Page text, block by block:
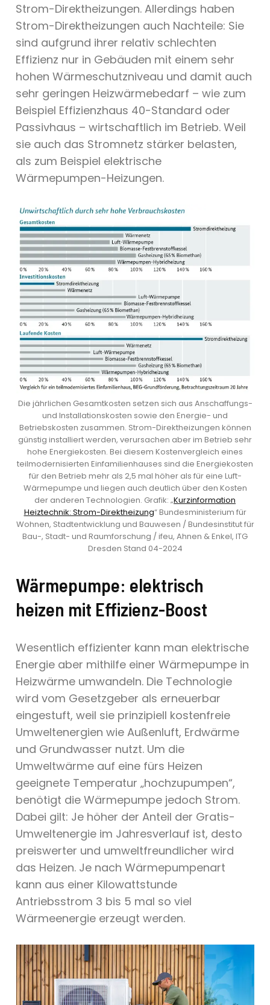
Strom-Direktheizungen. Allerdings haben
Strom-Direktheizungen auch Nachteile: Sie
sind aufgrund ihrer relativ schlechten
Effizienz nur in Gebäuden mit einem sehr
hohen Wärmeschutzniveau und damit auch
sehr geringen Heizwärmebedarf – wie zum
Beispiel Effizienzhaus 40-Standard oder
Passivhaus – wirtschaftlich im Betrieb. Weil
sie auch das Stromnetz stärker belasten,
als zum Beispiel elektrische
Wärmepumpen-Heizungen.
Die jährlichen Gesamtkosten setzen sich aus Anschaffungs-
und Installationskosten sowie den Energie- und
Betriebskosten zusammen. Strom-Direktheizungen können
günstig installiert werden, verursachen aber im Betrieb sehr
hohe Energiekosten. Bei diesem Kostenvergleich eines
teilmodernisierten Einfamilienhauses sind die Energiekosten
für den Betrieb mehr als 2,5 mal höher als für eine Luft-
Wärmepumpe und liegen auch deutlich über den Kosten
der anderen Technologien. Grafik: „Kurzinformation
Heiztechnik: Strom-Direktheizung“ Bundesministerium für
Wohnen, Stadtentwicklung und Bauwesen / Bundesinstitut für
Bau-, Stadt- und Raumforschung / ifeu, Ahnen & Enkel, ITG
Dresden Stand 04-2024
Wärmepumpe: elektrisch
heizen mit Effizienz-Boost
Wesentlich effizienter kann man elektrische
Energie aber mithilfe einer Wärmepumpe in
Heizwärme umwandeln. Die Technologie
wird vom Gesetzgeber als erneuerbar
eingestuft, weil sie prinzipiell kostenfreie
Umweltenergien wie Außenluft, Erdwärme
und Grundwasser nutzt. Um die
Umweltwärme auf eine fürs Heizen
geeignete Temperatur „hochzupumpen“,
benötigt die Wärmepumpe jedoch Strom.
Dabei gilt: Je höher der Anteil der Gratis-
Umweltenergie im Jahresverlauf ist, desto
preiswerter und umweltfreundlicher wird
das Heizen. Je nach Wärmepumpenart
kann aus einer Kilowattstunde
Antriebsstrom 3 bis 5 mal so viel
Wärmeenergie erzeugt werden.